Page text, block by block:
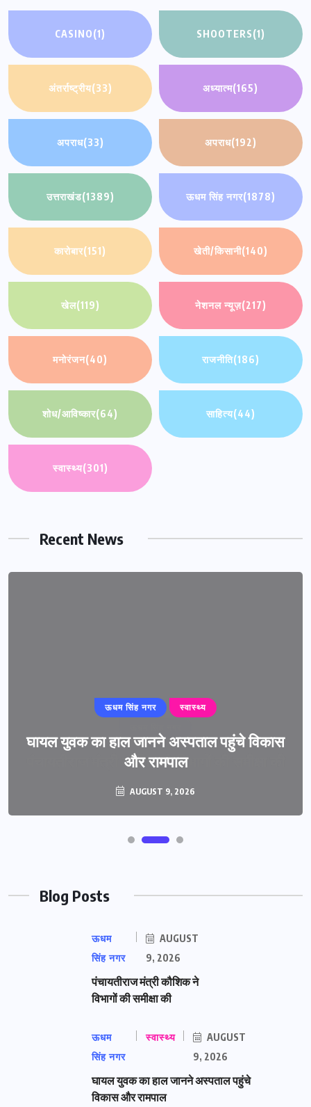
CASINO(1) SHOOTERS(1)
अंतर्राष्ट्रीय(33) अध्यात्म(165)
अपराध(33) अपराध(192)
उत्तराखंड(1389) ऊधम सिंह नगर(1878)
कारोबार(151) खेती/किसानी(140)
खेल(119) नेशनल न्यूज़(217)
मनोरंजन(40) राजनीति(186)
शोध/आविष्कार(64) साहित्य(44)
स्वास्थ्य(301)
Recent News
ऊधम सिंह नगर स्वास्थ्य
घायल युवक का हाल जानने अस्पताल पहुंचे विकास
और रामपाल
AUGUST 9, 2026
Blog Posts
ऊधम
सिंह नगर
AUGUST
9, 2026
पंचायतीराज मंत्री कौशिक ने
विभागों की समीक्षा की
ऊधम
सिंह नगर
स्वास्थ्य
AUGUST
9, 2026
घायल युवक का हाल जानने अस्पताल पहुंचे
विकास और रामपाल